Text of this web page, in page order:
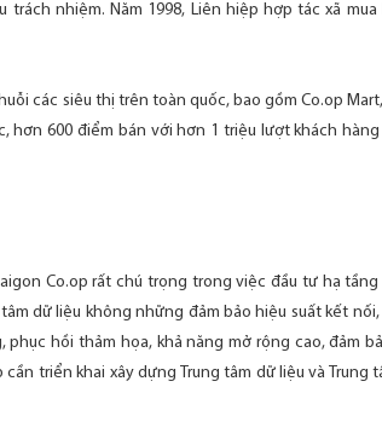
nhiệm. Năm 1998, Liên hiệp hợp tác xã mua
các siêu thị trên toàn quốc, bao gồm Co.op
hơn 600 điểm bán với hơn 1 triệu lượt khách
Co.op rất chú trọng trong việc đầu tư hạ
dữ liệu không những đảm bảo hiệu suất kết
hồi thảm họa, khả năng mở rộng cao, đảm
triển khai xây dựng Trung tâm dữ liệu và Trung